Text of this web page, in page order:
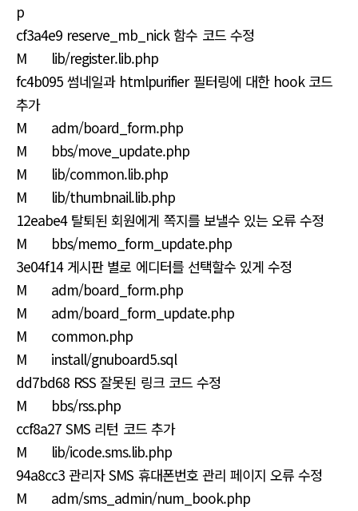
p
cf3a4e9 reserve_mb_nick 함수 코드 수정
M lib/register.lib.php
fc4b095 썸네일과 htmlpurifier 필터링에 대한 hook 코드
추가
M adm/board_form.php
M bbs/move_update.php
M lib/common.lib.php
M lib/thumbnail.lib.php
12eabe4 탈퇴된 회원에게 쪽지를 보낼수 있는 오류 수정
M bbs/memo_form_update.php
3e04f14 게시판 별로 에디터를 선택할수 있게 수정
M adm/board_form.php
M adm/board_form_update.php
M common.php
M install/gnuboard5.sql
dd7bd68 RSS 잘못된 링크 코드 수정
M bbs/rss.php
ccf8a27 SMS 리턴 코드 추가
M lib/icode.sms.lib.php
94a8cc3 관리자 SMS 휴대폰번호 관리 페이지 오류 수정
M adm/sms_admin/num_book.php